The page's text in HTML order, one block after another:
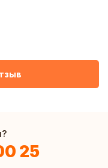
25